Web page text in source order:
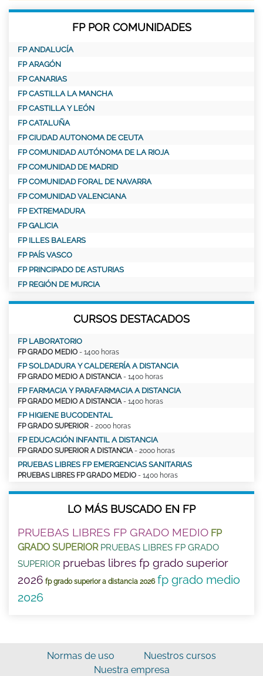
FP POR COMUNIDADES
FP ANDALUCÍA
FP ARAGÓN
FP CANARIAS
FP CASTILLA LA MANCHA
FP CASTILLA Y LEÓN
FP CATALUÑA
FP CIUDAD AUTONOMA DE CEUTA
FP COMUNIDAD AUTÓNOMA DE LA RIOJA
FP COMUNIDAD DE MADRID
FP COMUNIDAD FORAL DE NAVARRA
FP COMUNIDAD VALENCIANA
FP EXTREMADURA
FP GALICIA
FP ILLES BALEARS
FP PAÍS VASCO
FP PRINCIPADO DE ASTURIAS
FP REGIÓN DE MURCIA
CURSOS DESTACADOS
FP LABORATORIO
FP GRADO MEDIO - 1400 horas
FP SOLDADURA Y CALDERERÍA A DISTANCIA
FP GRADO MEDIO A DISTANCIA - 1400 horas
FP FARMACIA Y PARAFARMACIA A DISTANCIA
FP GRADO MEDIO A DISTANCIA - 1400 horas
FP HIGIENE BUCODENTAL
FP GRADO SUPERIOR - 2000 horas
FP EDUCACIÓN INFANTIL A DISTANCIA
FP GRADO SUPERIOR A DISTANCIA - 2000 horas
PRUEBAS LIBRES FP EMERGENCIAS SANITARIAS
PRUEBAS LIBRES FP GRADO MEDIO - 1400 horas
LO MÁS BUSCADO EN FP
PRUEBAS LIBRES FP GRADO MEDIO FP
GRADO SUPERIOR PRUEBAS LIBRES FP GRADO
SUPERIOR pruebas libres fp grado superior
2026 fp grado superior a distancia 2026 fp grado medio
2026
Normas de uso
Nuestros cursos
Nuestra empresa